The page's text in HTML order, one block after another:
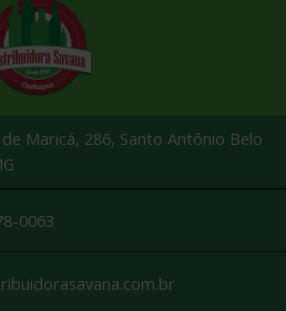
Maricá, 286, Santo Antônio Belo
0063